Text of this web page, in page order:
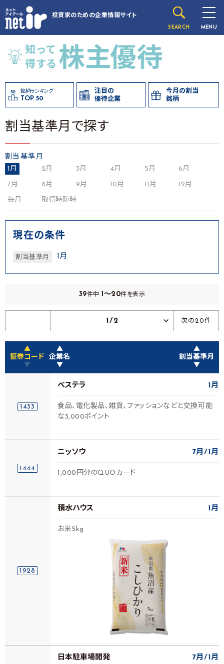
投資家のための企業情報サイト
SEARCH MENU
銘柄ランキング
TOP 50
注目の
優待企業
今月の割当
銘柄
割当基準月で探す
割当基準月
1月
2月 3月 4月 5月 6月
7月 8月 9月 10月 11月 12月
毎月 取得時随時
現在の条件
割当基準月 1月
39件中 1～20件を表示
1/2 次の20件
▲
証券コード
▼
▲
企業名
▼
▲
割当基準月
▼
1433
ベステラ 1月
食品、電化製品、雑貨、ファッションなどと交換可能
な3,000ポイント
1444
ニッソウ 7月 1月
1,000円分のQUOカード
1928
積水ハウス 1月
お米5kg
日本駐車場開発 7月 1月